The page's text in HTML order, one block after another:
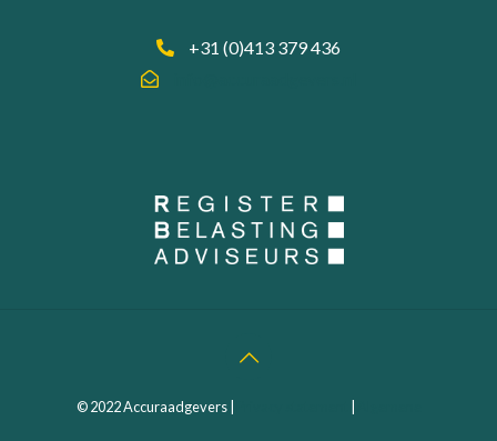
+31 (0)413 379 436
© 2022 Accuraadgevers |